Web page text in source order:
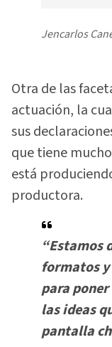
Jencarlos
Otra de las
actuación, la
sus
que tiene
está
productora.
“Estamos
formatos
para
las ideas
pantalla